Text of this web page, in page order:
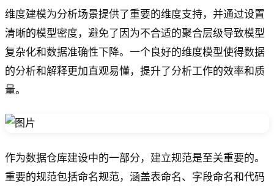
维度建模为分析场景提供了重要的维度支持，并通过设置
清晰的模型密度，避免了因为不合适的聚合层级导致模型
复杂化和数据准确性下降。一个良好的维度模型使得数据
的分析和解释更加直观易懂，提升了分析工作的效率和质
量。
作为数据仓库建设中的一部分，建立规范是至关重要的。
重要的规范包括命名规范，涵盖表命名、字段命名和代码